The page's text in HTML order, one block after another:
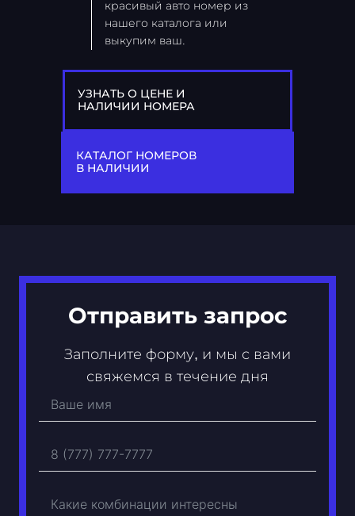
красивый авто номер из
нашего каталога или
выкупим ваш.
М 050 МР
УЗНАТЬ О ЦЕНЕ И
НАЛИЧИИ НОМЕРА
КАТАЛОГ НОМЕРОВ
В НАЛИЧИИ
Отправить запрос
Заполните форму, и мы с вами
свяжемся в течение дня